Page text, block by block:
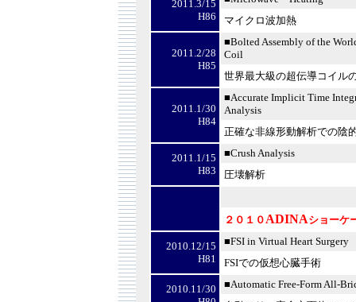
2011.3/15
H86
マイクロ波加熱
2011.2/28
H85
■Bolted Assembly of the
Coil
世界最大級の超伝導コイル
2011.1/30
H84
■Accurate Implicit Time
Analysis
正確な非線形動解析での陰
2011.1/15
H83
■Crush Analysis
圧壊解析
２０１０ ADINAショーケ
2010.12/15
H81
■FSI in Virtual Heart Surgery
FSIでの仮想心臓手術
2010.11/30
■Automatic Free-Form All-